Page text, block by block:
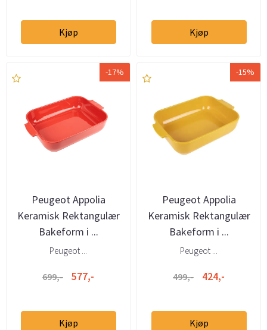
Kjøp Kjøp
-17%
Peugeot Appolia
Keramisk Rektangulær
Bakeform i ...
Peugeot ...
699,- 577,-
Kjøp
-15%
Peugeot Appolia
Keramisk Rektangulær
Bakeform i ...
Peugeot ...
499,- 424,-
Kjøp